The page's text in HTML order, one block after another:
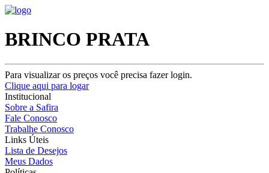
BRINCO PRATA
Para visualizar os preços você precisa fazer login.
Clique aqui para logar
Institucional
Sobre a Safira
Fale Conosco
Trabalhe Conosco
Links Úteis
Lista de Desejos
Meus Dados